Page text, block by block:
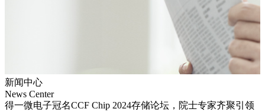
新闻中心
News Center
得一微电子冠名CCF Chip 2024存储论坛，院士专家齐聚引领